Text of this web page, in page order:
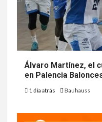
Álvaro Martínez, el
en Palencia
1 día atrás Bauhauss